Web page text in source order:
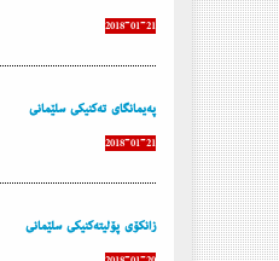
2018-01-21
پەیمانگای تەكنیكی سلێمانی
2018-01-21
زانكۆی پۆلیتەكنیكی سلێمانی